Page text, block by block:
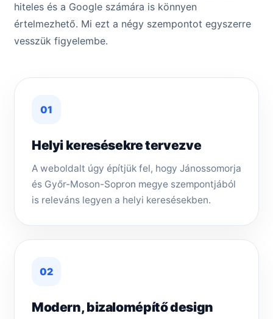
hiteles és a Google számára is könnyen
értelmezhető. Mi ezt a négy szempontot egyszerre
vesszük figyelembe.
01
Helyi keresésekre tervezve
A weboldalt úgy építjük fel, hogy Jánossomorja
és Győr-Moson-Sopron megye szempontjából
is releváns legyen a helyi keresésekben.
02
Modern, bizalomépítő design